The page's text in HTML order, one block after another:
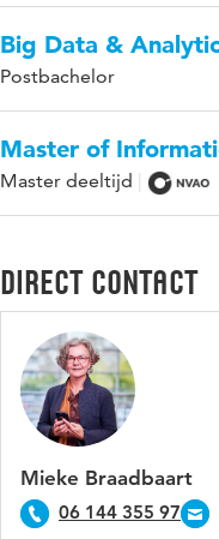
Big Data &
Postbachelor
Master of
Master deeltijd
Direct contact
Mieke Braadbaart
06 144 355 97